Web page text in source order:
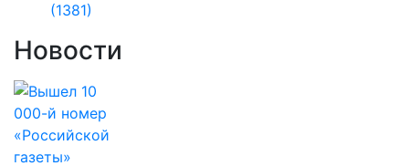
(1381)
Новости